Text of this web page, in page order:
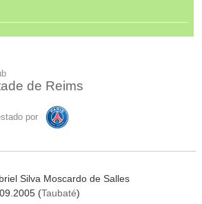
de Reims
por
Silva Moscardo de Salles
(Taubaté)